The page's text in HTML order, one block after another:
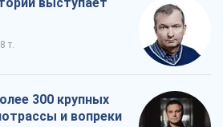
т.
300 крупных
и вопреки